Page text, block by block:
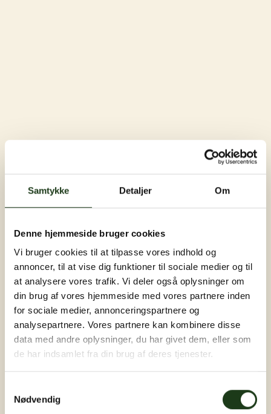
Samtykke Detaljer Om
Denne hjemmeside bruger cookies
Vi bruger cookies til at tilpasse vores indhold og
annoncer, til at vise dig funktioner til sociale medier og til
at analysere vores trafik. Vi deler også oplysninger om
din brug af vores hjemmeside med vores partnere inden
for sociale medier, annonceringspartnere og
analysepartnere. Vores partnere kan kombinere disse
data med andre oplysninger, du har givet dem, eller som
de har indsamlet fra din brug af deres tjenester.
Nødvendig